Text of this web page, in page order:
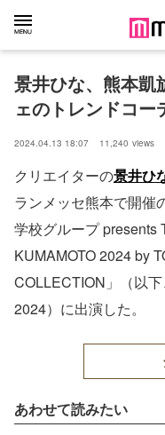
景井ひな、熊本凱
ェのトレンドコー
2024.04.13 18:07 11,240 views
クリエイターの景井ひ
ランメッセ熊本で開催
学校グループ presents
KUMAMOTO 2024 by
COLLECTION」（以
2024）に出演した。
あわせて読みたい